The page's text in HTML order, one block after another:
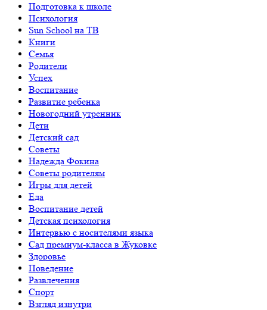
Подготовка к школе
Психология
Sun School на ТВ
Книги
Семья
Родители
Успех
Воспитание
Развитие ребенка
Новогодний утренник
Дети
Детский сад
Советы
Надежда Фокина
Советы родителям
Игры для детей
Еда
Воспитание детей
Детская психология
Интервью с носителями языка
Сад премиум-класса в Жуковке
Здоровье
Поведение
Развлечения
Спорт
Взгляд изнутри